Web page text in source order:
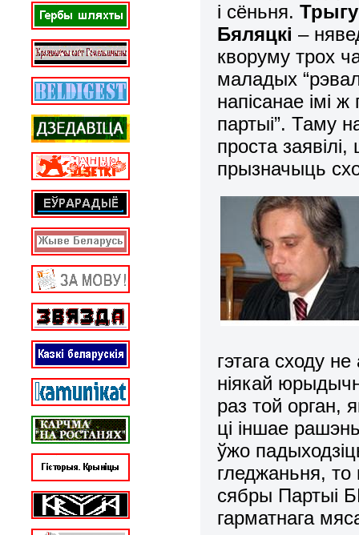
і сёньня.
Бяляцкі –
кворуму трох
маладых
напісанае імі
партыі”. Таму
проста
прызначыць
гэтага сходу
ніякай
раз той орган,
ці іншае
ўжо
гледжаньня,
сябры Партыі
гарматнага